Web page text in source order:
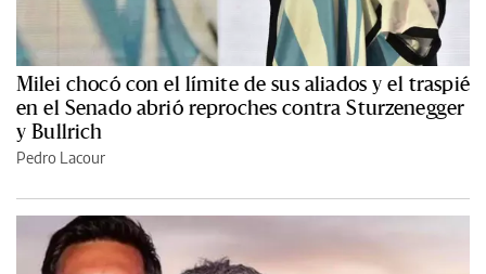
Milei chocó con el límite de sus aliados y el traspié
en el Senado abrió reproches contra Sturzenegger
y Bullrich
Pedro Lacour